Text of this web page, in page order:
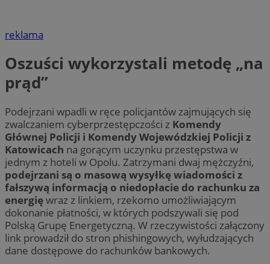
reklama
Oszuści wykorzystali metodę „na
prąd”
Podejrzani wpadli w ręce policjantów zajmujących się
zwalczaniem cyberprzestępczości z Komendy
Głównej Policji i Komendy Wojewódzkiej Policji z
Katowicach na gorącym uczynku przestępstwa w
jednym z hoteli w Opolu. Zatrzymani dwaj mężczyźni,
podejrzani są o masową wysyłkę wiadomości z
fałszywą informacją o niedopłacie do rachunku za
energięwraz z linkiem, rzekomo umożliwiającym
dokonanie płatności, w których podszywali się pod
Polską Grupę Energetyczną. W rzeczywistości załączony
link prowadził do stron phishingowych, wyłudzających
dane dostępowe do rachunków bankowych.